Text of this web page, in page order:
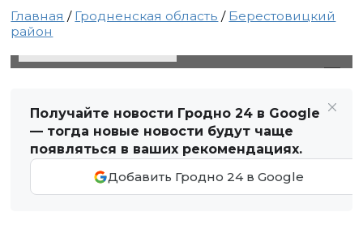
Главная / Гродненская область / Берестовицкий
район
Получайте новости Гродно 24 в Google
— тогда новые новости будут чаще
появляться в ваших рекомендациях.
Добавить Гродно 24 в Google